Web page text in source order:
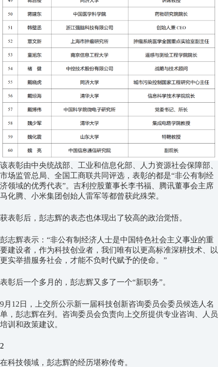
该表彰由中央统战部、工业和信息化部、人力资源社会保障部、
市场监管总局、全国工商联共同评选，表彰的都是“非公有制经
济领域的优秀代表”。吉利控股董事长李书福、腾讯董事会主席
马化腾、小米集团创始人雷军等都曾获此殊荣。
获表彰后，彭志辉的表态也体现出了较高的政治觉悟。
彭志辉表示： “非公有制经济人士是中国特色社会主义事业的重
要建设者，作为科技创业者，我们唯有以更高标准深耕技术、以
更实举措服务社会，才能不负时代赋予的使命。 ”
表彰后一个多月 的，彭志辉又多了一个“新职务”。
9月 12 日，上交所公示新一届科技创新咨询委员会委员候选人名
单，彭志辉在列。咨询委员会负责向上交所提供专业咨询、人员
培训和政策建议。
2
在科技领域，彭志辉的经历堪称传奇。